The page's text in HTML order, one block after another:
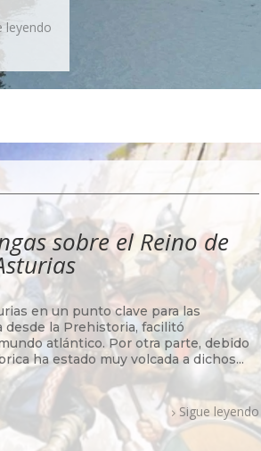
leyendo
sobre el Reino de
en un punto clave para las
desde la Prehistoria, facilitó
atlántico. Por otra parte, debido
ha estado muy volcada a dichos...
Sigue leyendo